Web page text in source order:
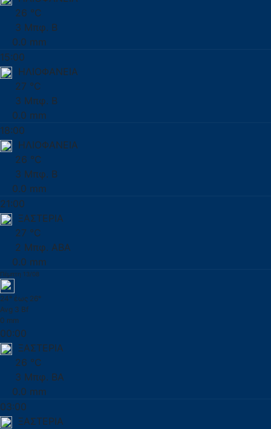
26 °C
3 Μπφ. Β
0.0 mm
15:00
ΗΛΙΟΦΑΝΕΙΑ
27 °C
3 Μπφ. Β
0.0 mm
18:00
ΗΛΙΟΦΑΝΕΙΑ
26 °C
3 Μπφ. Β
0.0 mm
21:00
ΞΑΣΤΕΡΙΑ
27 °C
2 Μπφ. ΑΒΑ
0.0 mm
Πέμπτη 13/08
24° έως 26°
Avg 3 Bf
0 mm
00:00
ΞΑΣΤΕΡΙΑ
26 °C
3 Μπφ. ΒΑ
0.0 mm
03:00
ΞΑΣΤΕΡΙΑ